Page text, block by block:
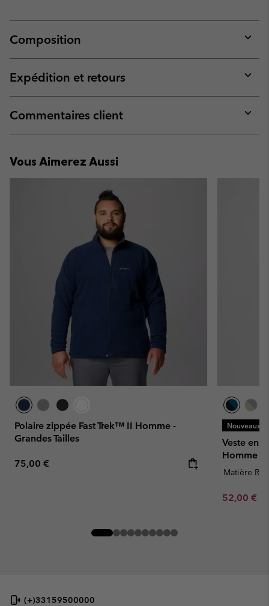
Composition
or
Expédition et retours
or
Commentaires client
or
Vous Aimerez Aussi
Polaire zippée Fast Trek™ II Homme -
Grandes Tailles
Regular price:
75,00 €
Nouveaux
Veste en
Homme
Matière
Minimum
52,00 €
(+)33159500000